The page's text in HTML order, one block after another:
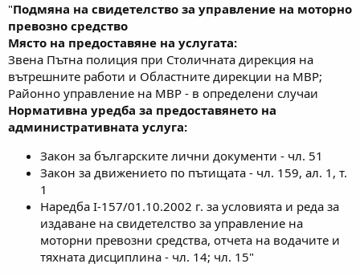
"Подмяна на свидетелство за управление на моторно
превозно средство
Място на предоставяне на услугата:
Звена Пътна полиция при Столичната дирекция на
вътрешните работи и Областните дирекции на МВР;
Районно управление на МВР - в определени случаи
Нормативна уредба за предоставянето на
административната услуга:
Закон за българските лични документи - чл. 51
Закон за движението по пътищата - чл. 159, ал. 1, т.
1
Наредба І-157/01.10.2002 г. за условията и реда за
издаване на свидетелство за управление на
моторни превозни средства, отчета на водачите и
тяхната дисциплина - чл. 14; чл. 15"